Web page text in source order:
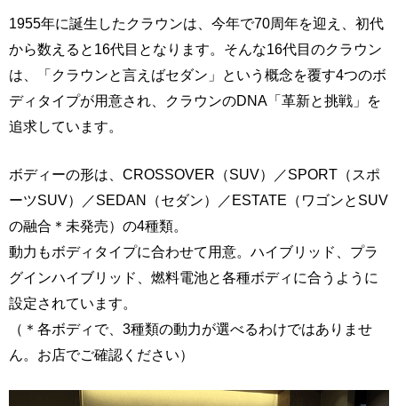
1955年に誕生したクラウンは、今年で70周年を迎え、初代
から数えると16代目となります。そんな16代目のクラウン
は、「クラウンと言えばセダン」という概念を覆す4つのボ
ディタイプが用意され、クラウンのDNA「革新と挑戦」を
追求しています。
ボディーの形は、CROSSOVER（SUV）／SPORT（スポ
ーツSUV）／SEDAN（セダン）／ESTATE（ワゴンとSUV
の融合＊未発売）の4種類。
動力もボディタイプに合わせて用意。ハイブリッド、プラ
グインハイブリッド、燃料電池と各種ボディに合うように
設定されています。
（＊各ボディで、3種類の動力が選べるわけではありませ
ん。お店でご確認ください）